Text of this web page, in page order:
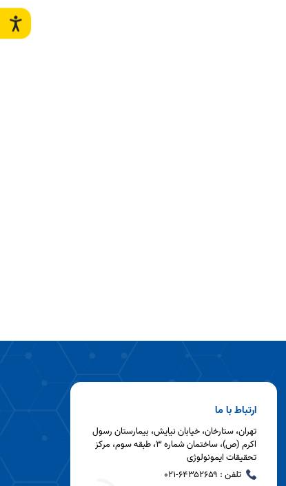
ارتباط با ما
تهران، ستارخان، خیابان نیایش، بیمارستان رسول
اکرم (ص)، ساختمان شماره ۳، طبقه سوم، مرکز
تحقیقات ایمونولوژی
تلفن : ۶۴۳۵۲۶۵۹-۰۲۱